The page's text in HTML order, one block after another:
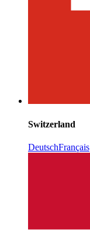
Switzerland
DeutschFrançais